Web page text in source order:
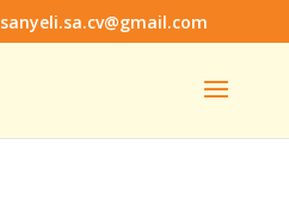
sanyeli.sa.cv@gmail.com